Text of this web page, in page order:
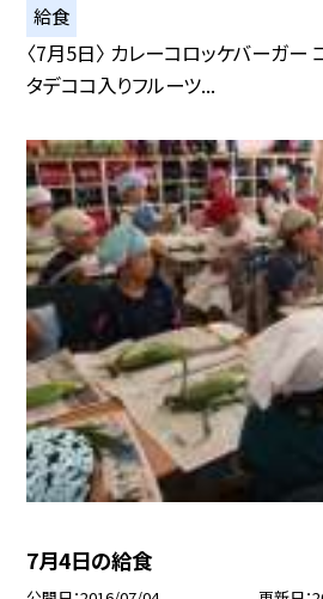
給食
〈7月5日〉 カレーコロッケバーガー
タデココ入りフルーツ...
7月4日の給食